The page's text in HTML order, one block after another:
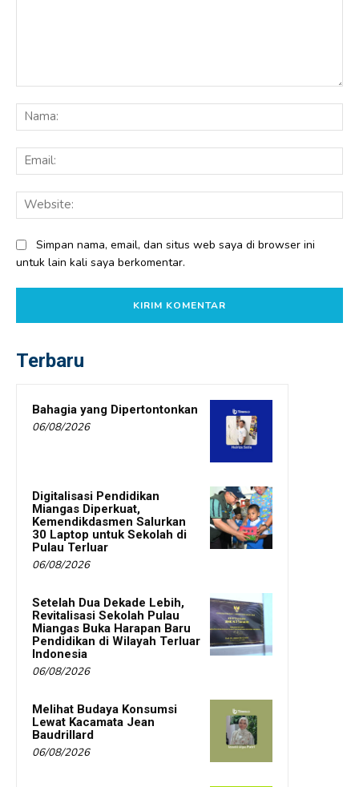
Simpan nama, email, dan situs web saya di browser ini
untuk lain kali saya berkomentar.
Terbaru
Bahagia yang Dipertontonkan
06/08/2026
Digitalisasi Pendidikan
Miangas Diperkuat,
Kemendikdasmen Salurkan
30 Laptop untuk Sekolah di
Pulau Terluar
06/08/2026
Setelah Dua Dekade Lebih,
Revitalisasi Sekolah Pulau
Miangas Buka Harapan Baru
Pendidikan di Wilayah Terluar
Indonesia
06/08/2026
Melihat Budaya Konsumsi
Lewat Kacamata Jean
Baudrillard
06/08/2026